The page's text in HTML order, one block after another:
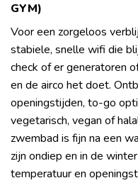
GYM)
Voor een zorgeloos
stabiele, snelle wifi die
check of er generatoren
en de airco het doet.
openingstijden, to-go
vegetarisch, vegan of
zwembad is fijn na een
zijn ondiep en in de
temperatuur en